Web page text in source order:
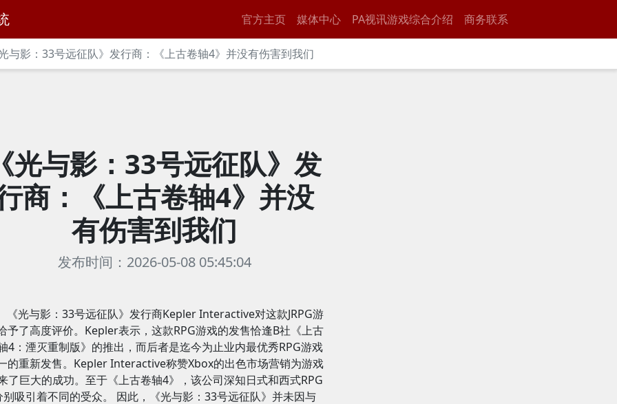
官方主页 媒体中心 PA视讯游戏综合介绍 商务联系
与影：33号远征队》发行商：《上古卷轴4》并没有伤害到我们
光与影：33号远征队》发
商：《上古卷轴4》并没
有伤害到我们
发布时间：2026-05-08 05:45:04
《光与影：33号远征队》发行商Kepler Interactive对这款JRPG游
予了高度评价。Kepler表示，这款RPG游戏的发售恰逢B社《上古
4：湮灭重制版》的推出，而后者是迄今为止业内最优秀RPG游戏
的重新发售。Kepler Interactive称赞Xbox的出色市场营销为游戏
了巨大的成功。至于《上古卷轴4》，该公司深知日式和西式RPG
别吸引着不同的受众。 因此，《光与影：33号远征队》并未因与